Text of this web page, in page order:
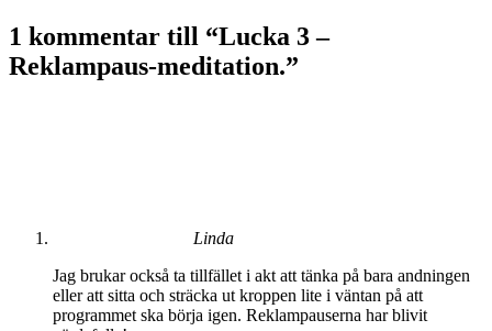
1 kommentar till “Lucka 3 –
Reklampaus-meditation.”
Linda
Jag brukar också ta tillfället i akt att tänka på bara andningen
eller att sitta och sträcka ut kroppen lite i väntan på att
programmet ska börja igen. Reklampauserna har blivit